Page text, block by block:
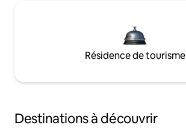
Résidence de tourisme
Destinations à découvrir